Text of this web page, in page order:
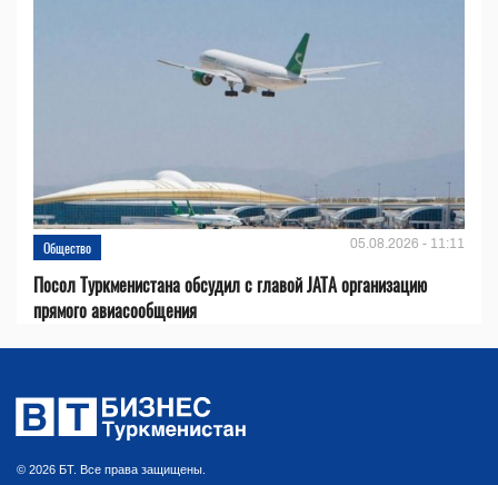
Общество 05.08.2026 - 11:11
Посол Туркменистана обсудил с главой JATA организацию
прямого авиасообщения
© 2026 БТ. Все права защищены.